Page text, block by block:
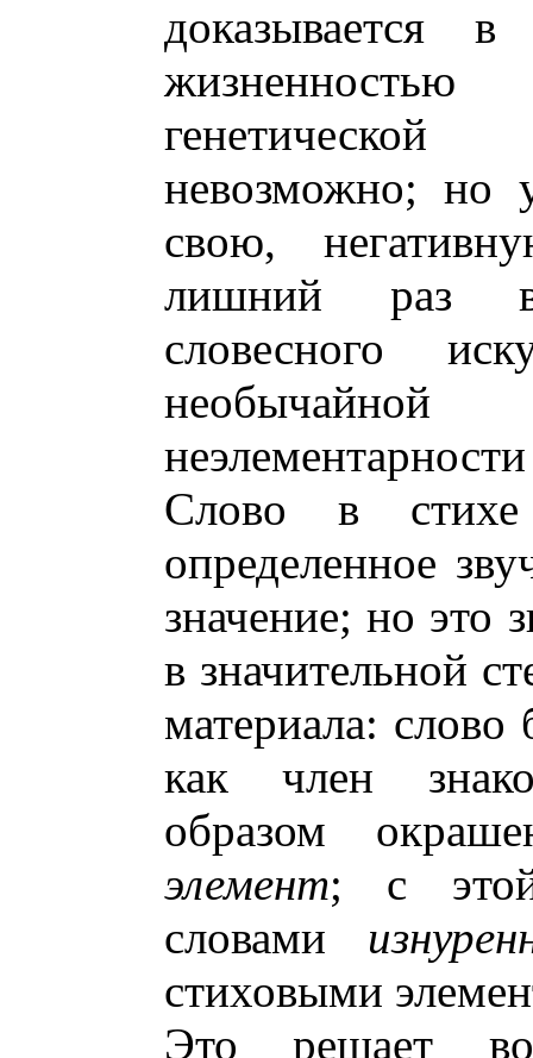
доказывается
жизненностью
невозможно; но
свою,
лишний раз
словесного
Слово в
определенное
значение; но это
в значительной
материала: слово
как член
образом
элемент; с
словами
стиховыми
Это решает